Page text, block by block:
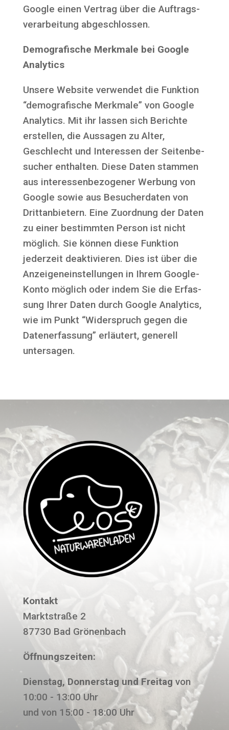
Goog­le einen Ver­trag über die Auf­trags­
ver­ar­bei­tung abgeschlossen.
Demo­gra­fi­sche Merk­ma­le bei Goog­le
Analytics
Unse­re Web­site ver­wen­det die Funk­ti­on
“demo­gra­fi­sche Merk­ma­le” von Goog­le
Ana­ly­tics. Mit ihr las­sen sich Berich­te
erstel­len, die Aus­sa­gen zu Alter,
Geschlecht und Inter­es­sen der Sei­ten­be­
su­cher ent­hal­ten. Die­se Daten stam­men
aus inter­es­sen­be­zo­ge­ner Wer­bung von
Goog­le sowie aus Besu­cher­da­ten von
Dritt­an­bie­tern. Eine Zuord­nung der Daten
zu einer bestimm­ten Per­son ist nicht
mög­lich. Sie kön­nen die­se Funk­ti­on
jeder­zeit deak­ti­vie­ren. Dies ist über die
Anzei­gen­ein­stel­lun­gen in Ihrem Goog­le-
Kon­to mög­lich oder indem Sie die Erfas­
sung Ihrer Daten durch Goog­le Ana­ly­tics,
wie im Punkt “Wider­spruch gegen die
Daten­er­fas­sung” erläu­tert, gene­rell
untersagen.
Kontakt
Marktstraße 2
87730 Bad Grönenbach
Öffnungszeiten:
Dienstag, Donnerstag und Freitag von
10:00 - 13:00 Uhr
und von 15:00 - 18:00 Uhr